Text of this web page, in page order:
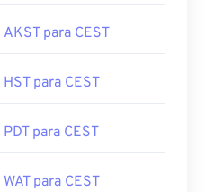
AKST para CEST
HST para CEST
PDT para CEST
WAT para CEST